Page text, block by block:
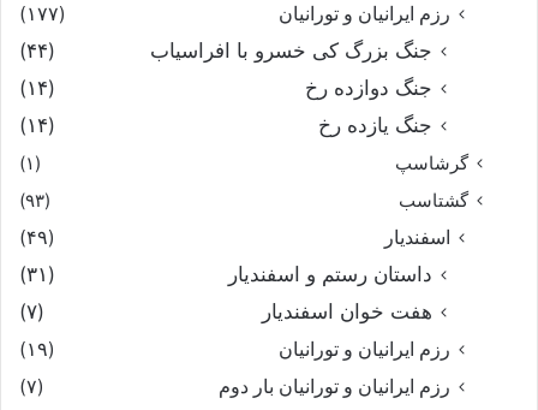
رزم ایرانیان و تورانیان
(۱۷۷)
جنگ بزرگ کی خسرو با افراسیاب
(۴۴)
جنگ دوازده رخ
(۱۴)
جنگ یازده رخ
(۱۴)
گرشاسپ
(۱)
گشتاسب
(۹۳)
اسفندیار
(۴۹)
داستان رستم و اسفندیار
(۳۱)
هفت خوان اسفندیار
(۷)
رزم ایرانیان و تورانیان
(۱۹)
رزم ایرانیان و تورانیان بار دوم
(۷)